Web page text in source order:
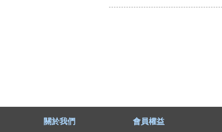
關於我們 會員權益